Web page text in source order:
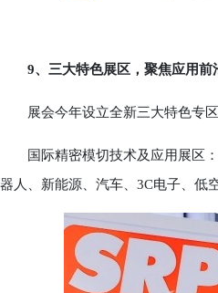
9、三大特色展区，聚焦应用前
展会今年设立全新三大特色专区
国际精密模切技术及应用展区：
器人、新能源、汽车、3C电子、低